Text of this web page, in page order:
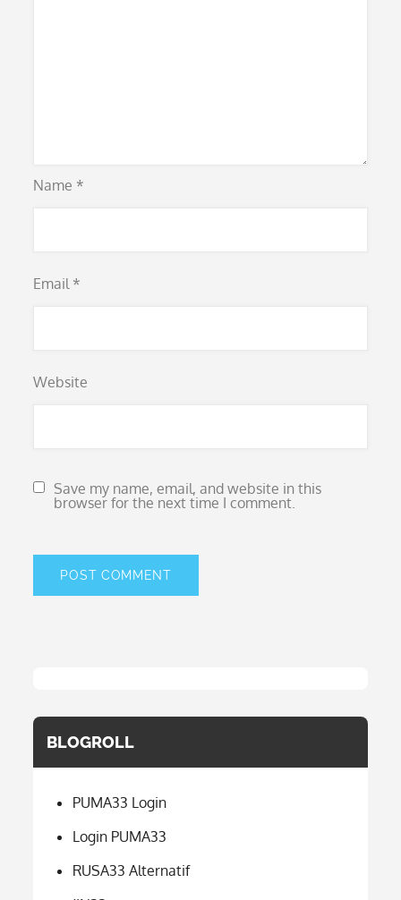
Name *
Email *
Website
Save my name, email, and website in this
browser for the next time I comment.
BLOGROLL
PUMA33 Login
Login PUMA33
RUSA33 Alternatif